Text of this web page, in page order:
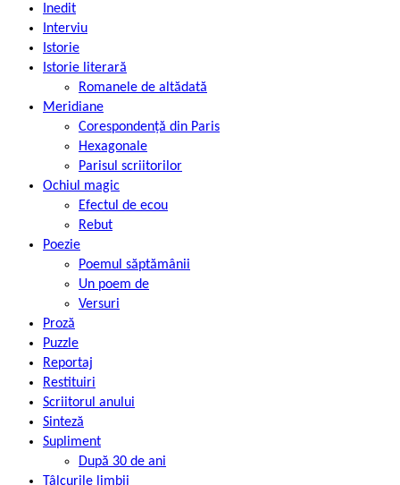
Inedit
Interviu
Istorie
Istorie literară
Romanele de altădată
Meridiane
Corespondență din Paris
Hexagonale
Parisul scriitorilor
Ochiul magic
Efectul de ecou
Rebut
Poezie
Poemul săptămânii
Un poem de
Versuri
Proză
Puzzle
Reportaj
Restituiri
Scriitorul anului
Sinteză
Supliment
După 30 de ani
Tâlcurile limbii